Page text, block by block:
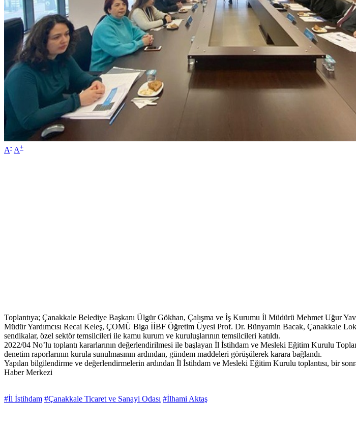
A- A+
Toplantıya; Çanakkale Belediye Başkanı Ülgür Gökhan, Çalışma ve İş Kurumu İl Müdürü Mehmet Uğur
Müdür Yardımcısı Recai Keleş, ÇOMÜ Biga İİBF Öğretim Üyesi Prof. Dr. Bünyamin Bacak, Çanakkale
sendikalar, özel sektör temsilcileri ile kamu kurum ve kuruluşlarının temsilcileri katıldı.
2022/04 No’lu toplantı kararlarının değerlendirilmesi ile başlayan İl İstihdam ve Mesleki Eğitim Kurulu
denetim raporlarının kurula sunulmasının ardından, gündem maddeleri görüşülerek karara bağlandı.
Yapılan bilgilendirme ve değerlendirmelerin ardından İl İstihdam ve Mesleki Eğitim Kurulu toplantısı, bir
Haber Merkezi
#İl İstihdam #Çanakkale Ticaret ve Sanayi Odası #İlhami Aktaş